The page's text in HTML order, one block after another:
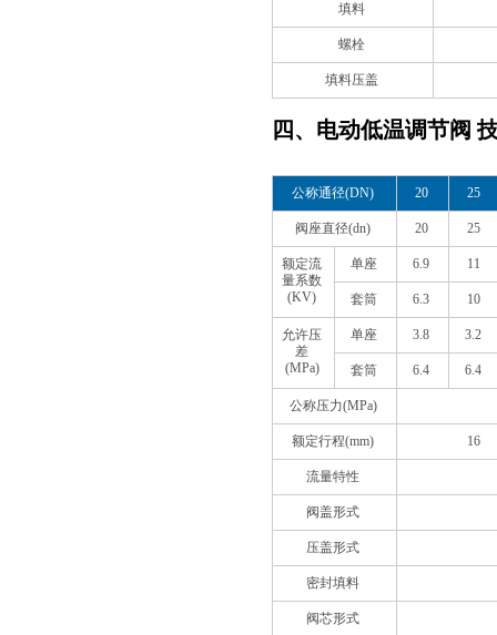
填料
螺栓
填料压盖
四、电动低温调节阀
公称通径(DN) 20 25
阀座直径(dn) 20 25
额定流
量系数
(KV)
单座 6.9 11
套筒 6.3 10
允许压
差
(MPa)
单座 3.8 3.2
套筒 6.4 6.4
公称压力(MPa)
额定行程(mm) 16
流量特性
阀盖形式
压盖形式
密封填料
阀芯形式